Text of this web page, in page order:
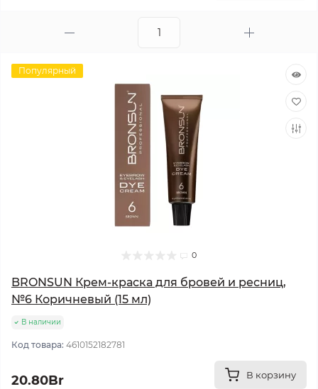
Популярный
0
BRONSUN Крем-краска для бровей и ресниц,
№6 Коричневый (15 мл)
В наличии
Код товара: 4610152182781
20.80Br В корзину